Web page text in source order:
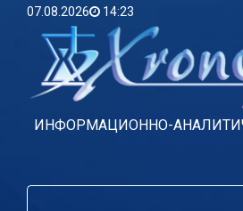
07.08.2026 14:23
ИНФОРМАЦИОННО-